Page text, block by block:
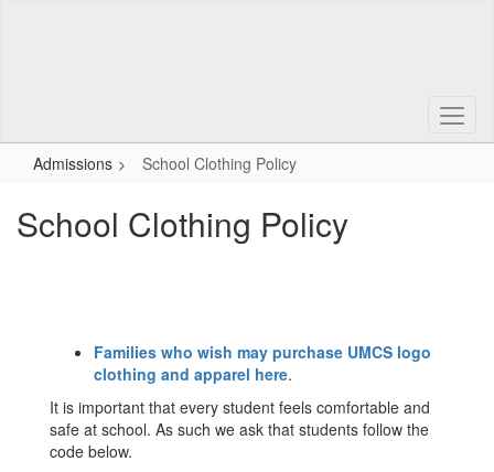
Admissions School Clothing Policy
School Clothing Policy
Families who wish may purchase UMCS logo
clothing and apparel here.
It is important that every student feels comfortable and
safe at school. As such we ask that students follow the
code below.